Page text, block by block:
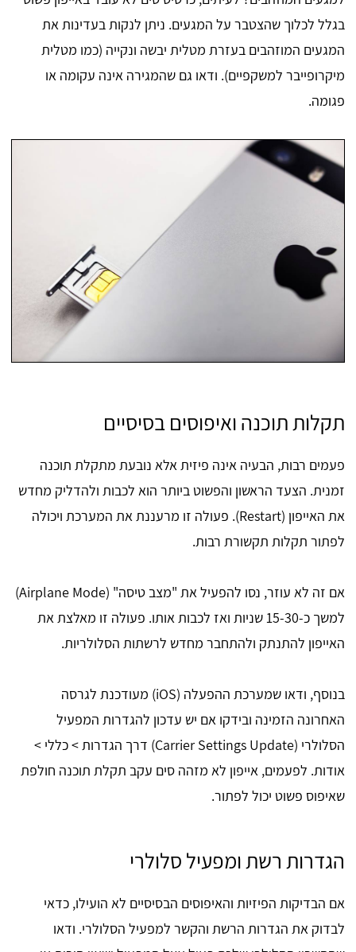
בגלל לכלוך שהצטבר על המגעים. ניתן לנקות בעדינות את
המגעים המוזהבים בעזרת מטלית יבשה ונקייה (כמו מטלית
מיקרופייבר למשקפיים). ודאו גם שהמגירה אינה עקומה או
פגומה.
תקלות תוכנה ואיפוסים בסיסיים
פעמים רבות, הבעיה אינה פיזית אלא נובעת מתקלת תוכנה
זמנית. הצעד הראשון והפשוט ביותר הוא לכבות ולהדליק מחדש
את האייפון (Restart). פעולה זו מרעננת את המערכת ויכולה
לפתור תקלות תקשורת רבות.
אם זה לא עוזר, נסו להפעיל את "מצב טיסה" (Airplane Mode)
למשך כ-15-30 שניות ואז לכבות אותו. פעולה זו מאלצת את
האייפון להתנתק ולהתחבר מחדש לרשתות הסלולריות.
בנוסף, ודאו שמערכת ההפעלה (iOS) מעודכנת לגרסה
האחרונה הזמינה ובידקו אם יש עדכון להגדרות המפעיל
הסלולרי (Carrier Settings Update) דרך הגדרות > כללי >
אודות. לפעמים, אייפון לא מזהה סים עקב תקלת תוכנה חולפת
שאיפוס פשוט יכול לפתור.
הגדרות רשת ומפעיל סלולרי
אם הבדיקות הפיזיות והאיפוסים הבסיסיים לא הועילו, כדאי
לבדוק את הגדרות הרשת והקשר למפעיל הסלולרי. ודאו